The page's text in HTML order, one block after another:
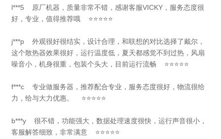
l***5 原厂机器，质量非常不错，感谢客服VICKY，服务态度很
好，专业，值得推荐哦 ⭐⭐⭐⭐⭐
j***p 外观很好很结实，设计合理，和联想的对比选择了戴尔，
这个散热器效果很好，运行温度低，夏天都感觉不到过热，风扇
噪音小，机身很重，包装个头大，目前运行流畅 ⭐⭐⭐⭐⭐
f***c 专业做服务器，推荐配合专业，服务态度很好，物流很给
力，给与大力优惠。 ⭐⭐⭐⭐⭐
b***y 很不错，功能强大，数据处理速度很快，运行声音很小，
客服解答细致，非常满意 ⭐⭐⭐⭐⭐